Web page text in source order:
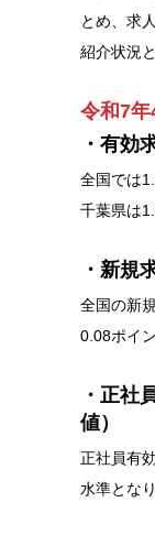
とめ、求
紹介状況
令和7年
・有効
全国では
千葉県は
・新規
全国の新
0.08ポイ
・正社
値）
正社員有
水準とな